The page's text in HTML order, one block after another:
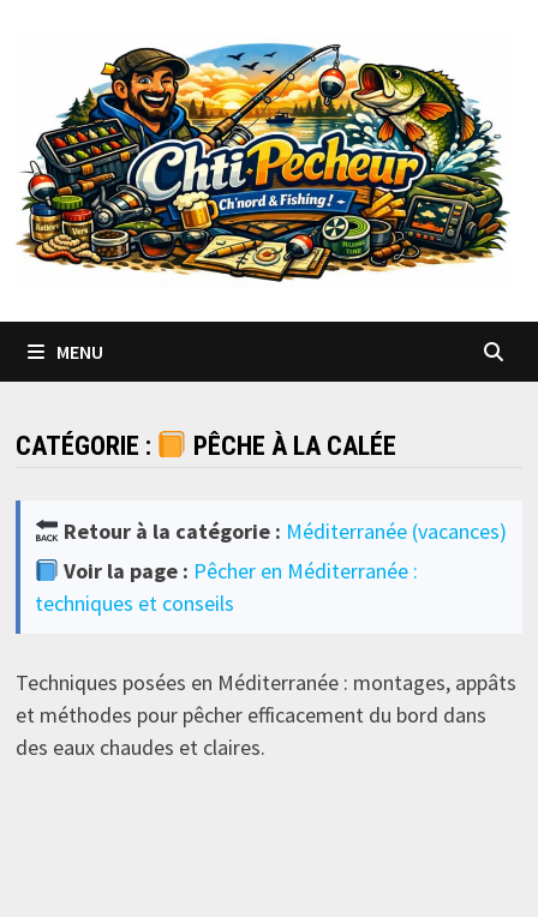
MENU
CATÉGORIE : PÊCHE À LA CALÉE
Retour à la catégorie : Méditerranée (vacances)
Voir la page : Pêcher en Méditerranée :
techniques et conseils
Techniques posées en Méditerranée : montages, appâts
et méthodes pour pêcher efficacement du bord dans
des eaux chaudes et claires.